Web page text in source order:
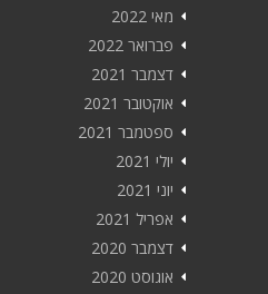
מאי 2022
פברואר 2022
דצמבר 2021
אוקטובר 2021
ספטמבר 2021
יולי 2021
יוני 2021
אפריל 2021
דצמבר 2020
אוגוסט 2020